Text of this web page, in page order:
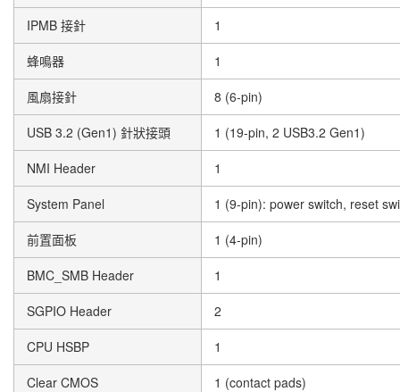
IPMB 接針
1
蜂鳴器
1
風扇接針
8 (6-pin)
USB 3.2 (Gen1) 針狀接頭
1 (19-pin, 2 USB3.2 Gen1)
NMI Header
1
System Panel
1 (9-pin): power switch, reset
前置面板
1 (4-pin)
BMC_SMB Header
1
SGPIO Header
2
CPU HSBP
1
Clear CMOS
1 (contact pads)